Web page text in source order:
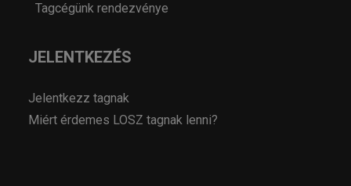
Tagcégünk rendezvénye
JELENTKEZÉS
Jelentkezz tagnak
Miért érdemes LOSZ tagnak lenni?